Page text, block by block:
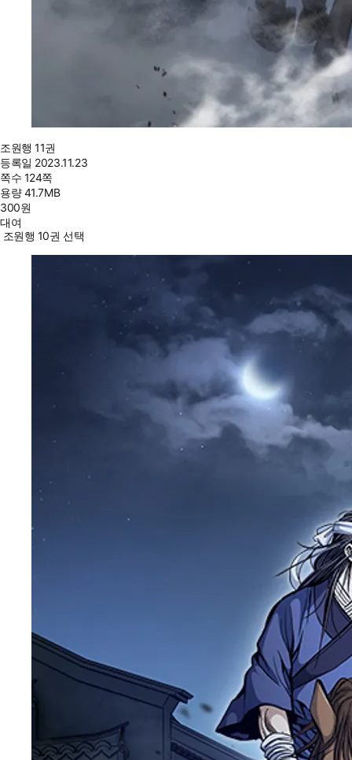
조원행 11권
등록일 2023.11.23
쪽수 124쪽
용량41.7MB
300원
대여
조원행 10권 선택